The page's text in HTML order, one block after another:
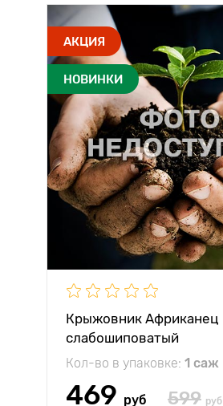
АКЦИЯ
НОВИНКИ
Крыжовник Африканец
слабошиповатый
Кол-во в упаковке: 1 саж
469 руб 599 руб